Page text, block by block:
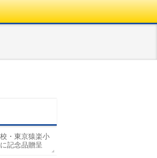
・東京猿楽小
記念品贈呈